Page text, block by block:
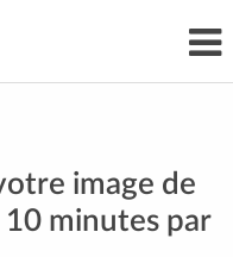
image de
minutes par